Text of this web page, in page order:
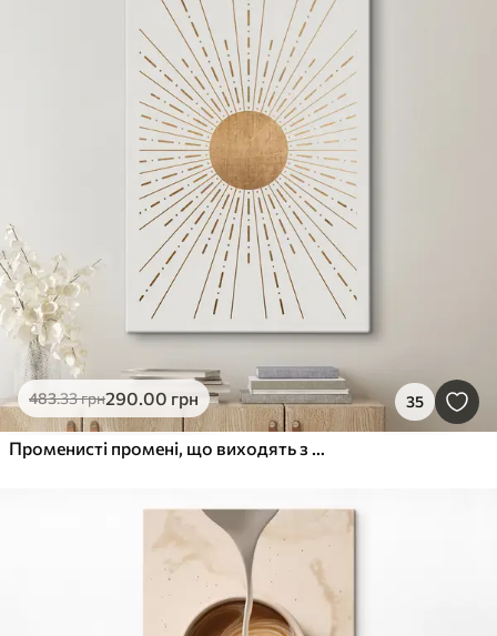
483.33грн290.00 грн 35
Променисті промені, що виходять з центру